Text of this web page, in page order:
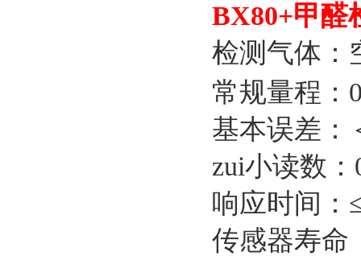
BX80+甲醛
检测气体：
常规量程：
基本误差：
zui小读数：
响应时间：
传感器寿命